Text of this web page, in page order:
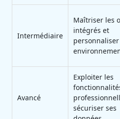
Intermédiaire
Maîtriser les
intégrés et
Avancé
Exploiter les
sécuriser ses